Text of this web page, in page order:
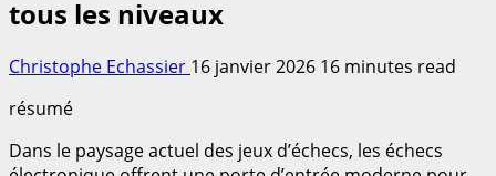
tous les niveaux
Christophe Echassier 16 janvier 2026 16 minutes read
résumé
Dans le paysage actuel des jeux d’échecs, les échecs